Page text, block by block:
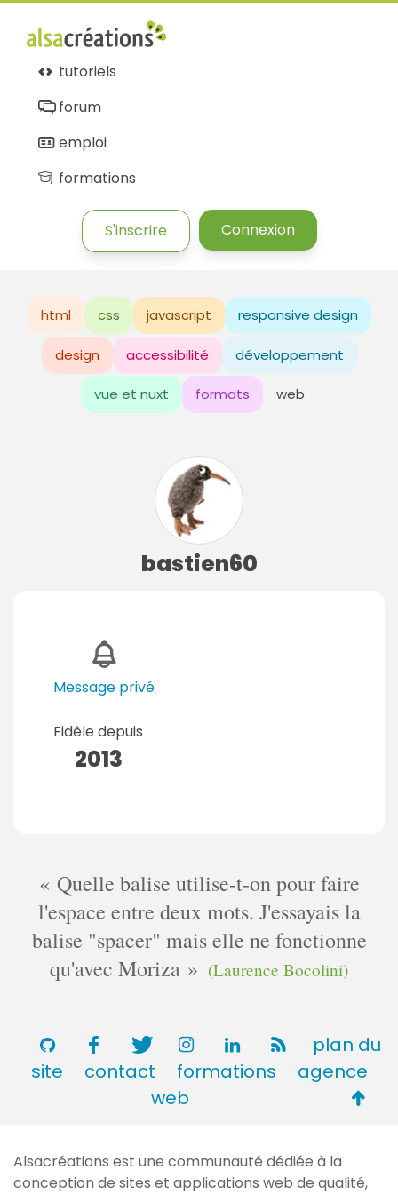
tutoriels
forum
emploi
formations
S'inscrire Connexion
html css javascript responsive design
design accessibilité développement
vue et nuxt formats web
bastien60
Message privé
Fidèle depuis
2013
Quelle balise utilise-t-on pour faire
l'espace entre deux mots. J'essayais la
balise "spacer" mais elle ne fonctionne
qu'avec Moriza
(Laurence Bocolini)
plan du
site
contact formations
agence
web
de
Alsacréations est une communauté dédiée à la
conception de sites et applications web de qualité,